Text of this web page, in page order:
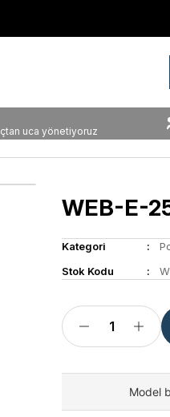
uca yönetiyoruz
WEB-E-
Kategori
Stok Kodu
Model